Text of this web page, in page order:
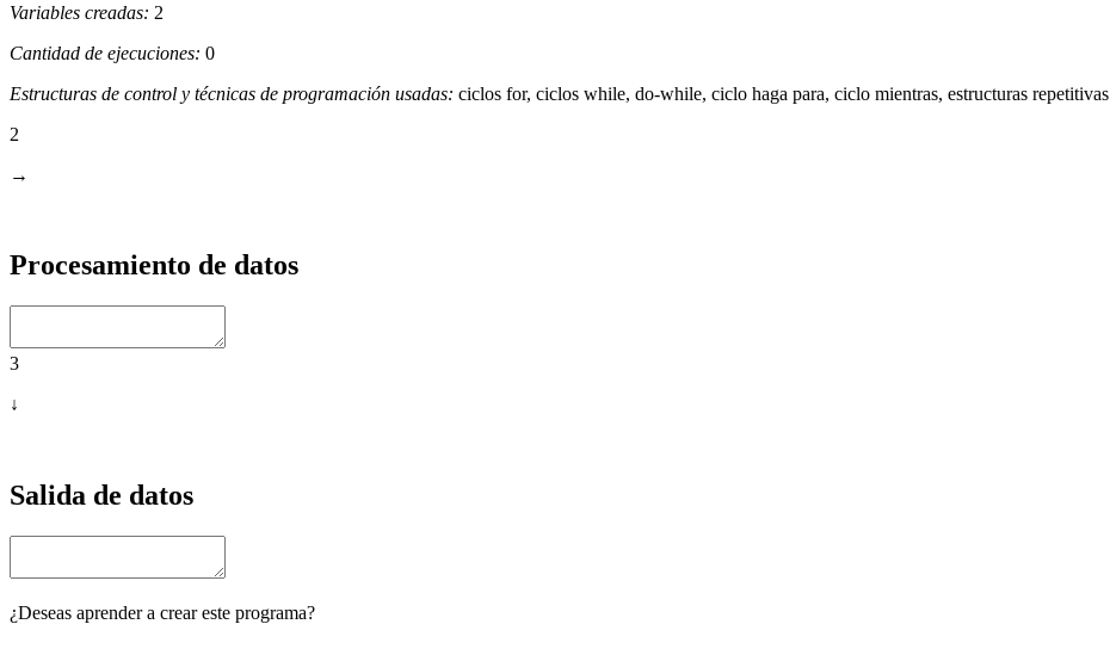
Variables creadas: 2
Cantidad de ejecuciones: 0
Estructuras de control y técnicas de programación usadas: ciclos for, ciclos while, do-while, ciclo haga para, ciclo mientras, estructuras repetitivas
2
→
Procesamiento de datos
3
↓
Salida de datos
¿Deseas aprender a crear este programa?